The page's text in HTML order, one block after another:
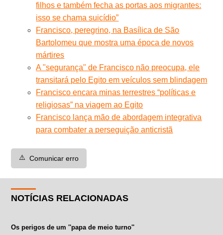
filhos e também fecha as portas aos migrantes:
isso se chama suicídio”
Francisco, peregrino, na Basílica de São
Bartolomeu que mostra uma época de novos
mártires
A "segurança" de Francisco não preocupa, ele
transitará pelo Egito em veículos sem blindagem
Francisco encara minas terrestres “políticas e
religiosas” na viagem ao Egito
Francisco lança mão de abordagem integrativa
para combater a perseguição anticristã
⚠️ Comunicar erro
NOTÍCIAS RELACIONADAS
Os perigos de um ''papa de meio turno''